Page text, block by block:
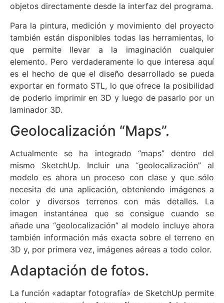
objetos directamente desde la interfaz del programa.
Para la pintura, medición y movimiento del proyecto
también están disponibles todas las herramientas, lo
que permite llevar a la imaginación cualquier
elemento. Pero verdaderamente lo que interesa aquí
es el hecho de que el diseño desarrollado se pueda
exportar en formato STL, lo que ofrece la posibilidad
de poderlo imprimir en 3D y luego de pasarlo por un
laminador 3D.
Geolocalización “Maps”.
Actualmente se ha integrado “maps” dentro del
mismo SketchUp. Incluir una “geolocalización” al
modelo es ahora un proceso con clase y que sólo
necesita de una aplicación, obteniendo imágenes a
color y diversos terrenos con más detalles. La
imagen instantánea que se consigue cuando se
añade una “geolocalización” al modelo incluye ahora
también información más exacta sobre el terreno en
3D y, por primera vez, imágenes aéreas a todo color.
Adaptación de fotos.
La función «adaptar fotografía» de SketchUp permite